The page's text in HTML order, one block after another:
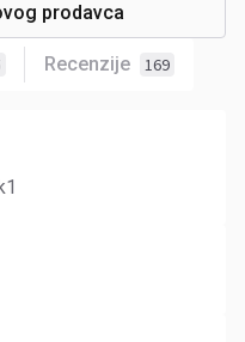
Recenzije 169
prodavca